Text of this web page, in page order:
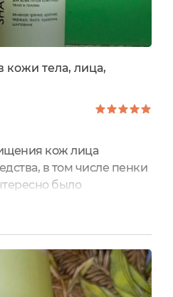
кожи тела, лица,
кож лица
в том числе пенки
было
марки SHABBY PRO,
свойствами
PRO — натуральная
2-в-1: бережное
и мягкая маска-детокс